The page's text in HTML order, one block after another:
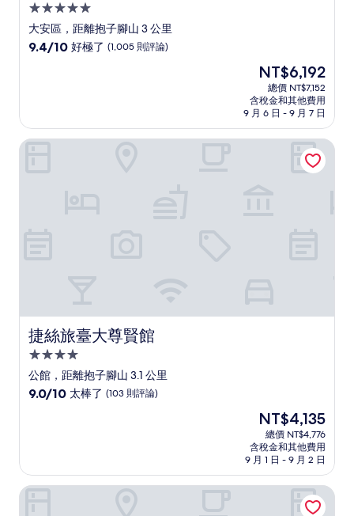
5.0
星
級
大安區，距離抱子腳山 3 公里
9.4
好
極
9.4/10 好極了 (1,005 則評論)
現
在
價
格
為
NT$6,192
NT$6,192
總價 NT$7,152
含稅金和其他費用
9 月 6 日 - 9 月 7 日
捷絲旅臺大尊賢館
捷絲旅臺大尊賢館
4.0
星
級
公館，距離抱子腳山 3.1 公里
9.0
太
棒
9.0/10 太棒了 (103 則評論)
現
在
價
格
為
NT$4,135
NT$4,135
總價 NT$4,776
含稅金和其他費用
9 月 1 日 - 9 月 2 日
捷絲旅臺大尊賢館
慕居行旅